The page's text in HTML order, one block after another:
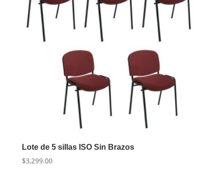
Lote de 5 sillas ISO Sin Brazos
$3,299.00